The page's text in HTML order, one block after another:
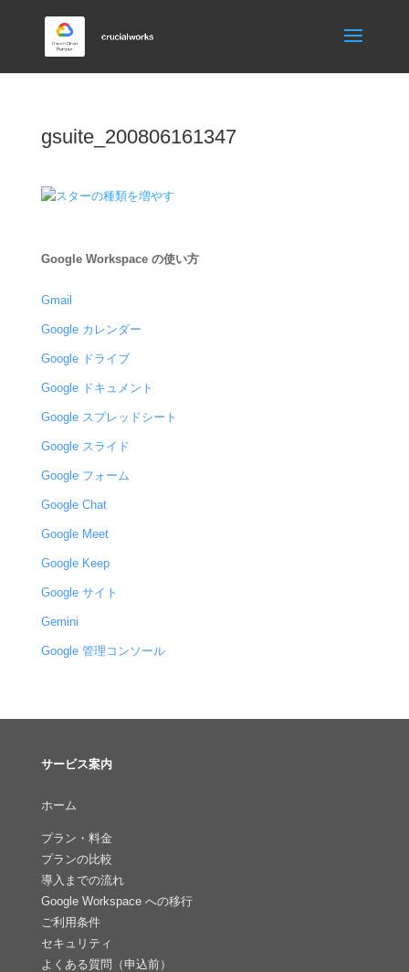
gsuite_200806161347
Google Workspace の使い方
Gmail
Google カレンダー
Google ドライブ
Google ドキュメント
Google スプレッドシート
Google スライド
Google フォーム
Google Chat
Google Meet
Google Keep
Google サイト
Gemini
Google 管理コンソール
サービス案内
ホーム
プラン・料金
プランの比較
導入までの流れ
Google Workspace への移行
ご利用条件
セキュリティ
よくある質問（申込前）